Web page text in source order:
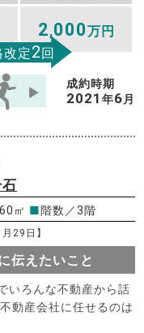
2,000万円
改定2回
成約時期
2021 年6 月
㎡ ■階数／3階
29日】
伝えたいこと
いろんな不動産から話
動産会社に任せるのは